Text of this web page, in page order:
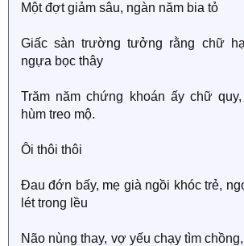
Một đợt giảm sâu, ngàn năm bia tỏ
Giấc sàn trường tưởng rằng chữ
ngựa bọc thây
Trăm năm chứng khoán ấy chữ
hùm treo mộ.
Ôi thôi thôi
Đau đớn bấy, mẹ già ngồi khóc trẻ,
lét trong lều
Não nùng thay, vợ yếu chạy tìm